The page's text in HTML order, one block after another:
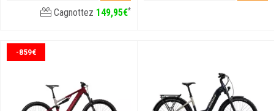
Cagnottez 149,95€*
-859€